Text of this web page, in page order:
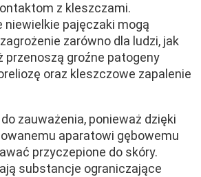
z kleszczami.
niewielkie pajęczaki mogą
zarówno dla ludzi, jak
przenoszą groźne patogeny
oraz kleszczowe zapalenie
zauważenia, ponieważ dzięki
aparatowi gębowemu
przyczepione do skóry.
substancje ograniczające